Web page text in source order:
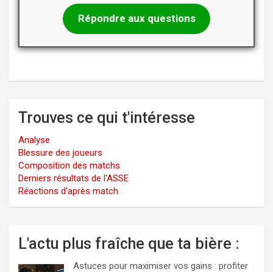
Répondre aux questions
Trouves ce qui t'intéresse
Analyse
Blessure des joueurs
Composition des matchs
Derniers résultats de l'ASSE
Réactions d'après match
L'actu plus fraîche que ta bière :
Astuces pour maximiser vos gains : profiter